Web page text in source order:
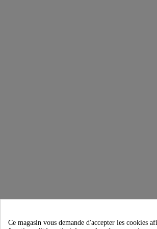
Ce magasin vous demande d'accepter les cookies